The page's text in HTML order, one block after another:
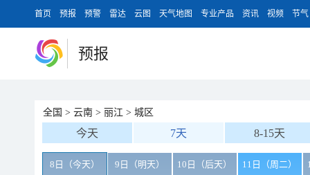
首页 预报 预警 雷达 云图 天气地图 专业产品 资讯 视频 节气
预报
全国 > 云南 > 丽江 > 城区
今天 7天 8-15天
8日（今天） 9日（明天） 10日（后天） 11日（周二）